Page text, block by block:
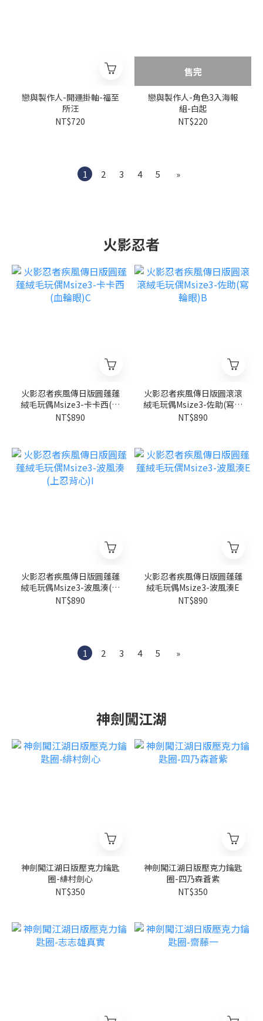
戀與製作人-開運掛軸-福至
所汪
NT$720
售完
戀與製作人-角色3入海報
組-白起
NT$220
1 2 3 4 5 »
火影忍者
火影忍者疾風傳日版圓蓬蓬
絨毛玩偶Msize3-卡卡西(血
輪眼)C
NT$890
火影忍者疾風傳日版圓滾滾
絨毛玩偶Msize3-佐助(寫輪
眼)B
NT$890
火影忍者疾風傳日版圓蓬蓬
絨毛玩偶Msize3-波風湊(上
忍背心)I
NT$890
火影忍者疾風傳日版圓蓬蓬
絨毛玩偶Msize3-波風湊E
NT$890
1 2 3 4 5 »
神劍闖江湖
神劍闖江湖日版壓克力鑰匙
圈-緋村劍心
NT$350
神劍闖江湖日版壓克力鑰匙
圈-四乃森蒼紫
NT$350